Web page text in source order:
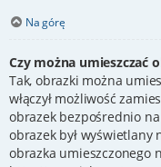
Na górę
Czy można umieszczać
Tak, obrazki można
włączył możliwość
obrazek bezpośrednio
obrazek był
obrazka umieszczonego